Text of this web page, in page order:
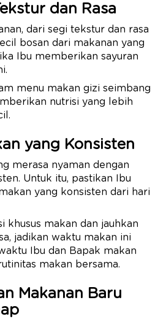
dan Rasa
dari segi tekstur dan rasa
bosan dari makanan yang
Ibu memberikan sayuran
menu makan gizi seimbang
nutrisi yang lebih
yang Konsisten
merasa nyaman dengan
Untuk itu, pastikan Ibu
yang konsisten dari hari
khusus makan dan jauhkan
jadikan waktu makan ini
Ibu dan Bapak makan
makan bersama.
Makanan Baru